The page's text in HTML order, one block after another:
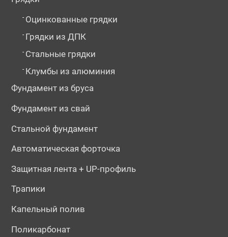
- Оцинкованные грядки
- Грядки из ДПК
- Стальные грядки
- Клумбы из алюминия
Фундамент из бруса
Фундамент из свай
Стальной фундамент
Автоматическая форточка
Защитная лента + UP-профиль
Трапики
Капельный полив
Поликарбонат